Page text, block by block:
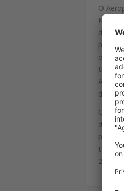
O
de
os
de
O
de
2015.